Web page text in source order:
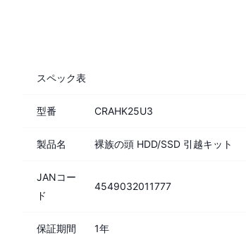
スペック表
型番 CRAHK25U3
製品名 裸族の頭 HDD/SSD 引越キット
JANコー
ド
4549032011777
保証期間 1年